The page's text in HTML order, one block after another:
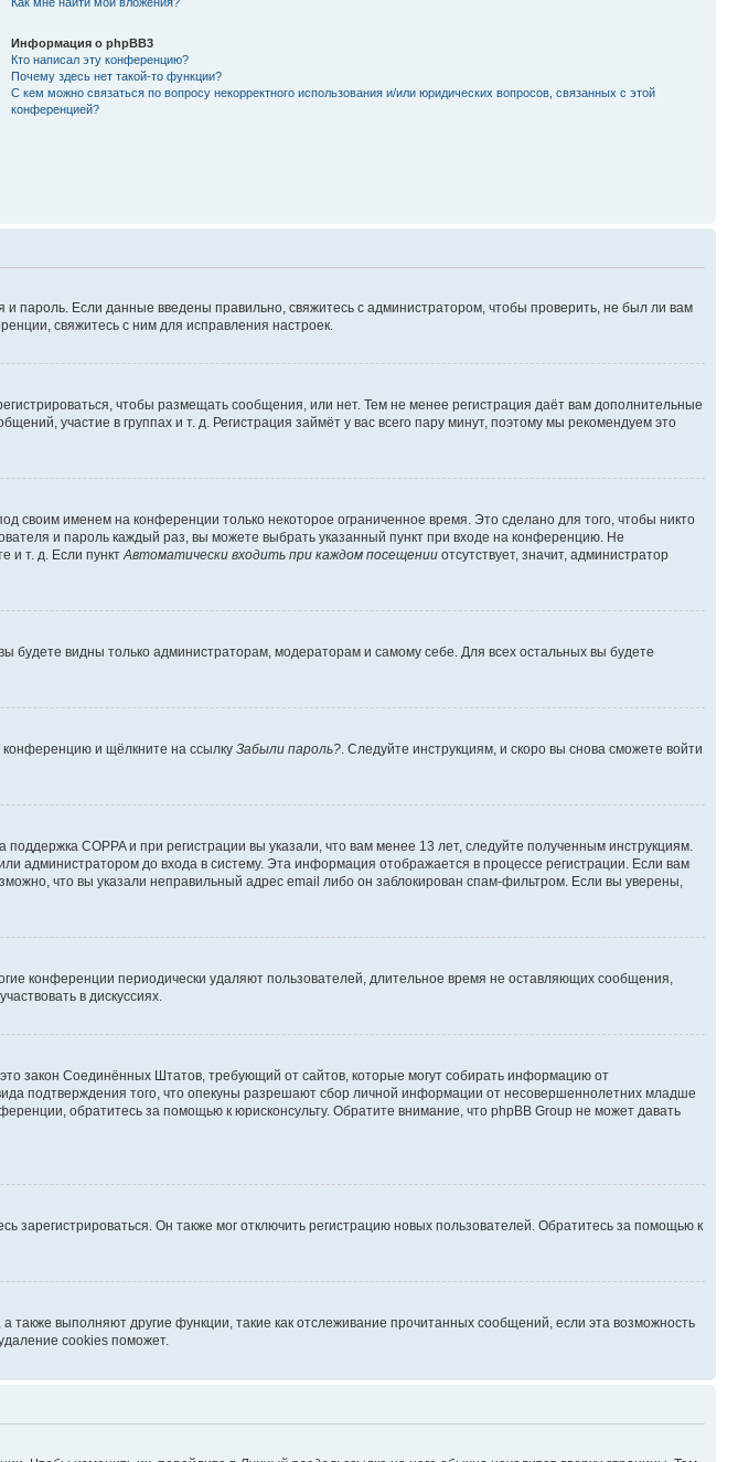
Информация о phpBB3
Кто написал эту конференцию?
Почему здесь нет такой-то функции?
С кем можно связаться по вопросу некорректного использования и/или юридических вопросов, связанных с этой
конференцией?
пароль. Если данные введены правильно, свяжитесь с администратором, чтобы проверить, не был ли вам
свяжитесь с ним для исправления настроек.
чтобы размещать сообщения, или нет. Тем не менее регистрация даёт вам дополнительные
участие в группах и т. д. Регистрация займёт у вас всего пару минут, поэтому мы рекомендуем это
своим именем на конференции только некоторое ограниченное время. Это сделано для того, чтобы никто
и пароль каждый раз, вы можете выбрать указанный пункт при входе на конференцию. Не
и т. д. Если пунктАвтоматически входить при каждом посещении отсутствует, значит, администратор
будете видны только администраторам, модераторам и самому себе. Для всех остальных вы будете
конференцию и щёлкните на ссылку Забыли пароль?. Следуйте инструкциям, и скоро вы снова сможете войти
COPPA и при регистрации вы указали, что вам менее 13 лет, следуйте полученным инструкциям.
администратором до входа в систему. Эта информация отображается в процессе регистрации. Если вам
что вы указали неправильный адрес email либо он заблокирован спам-фильтром. Если вы уверены,
конференции периодически удаляют пользователей, длительное время не оставляющих сообщения,
в дискуссиях.
закон Соединённых Штатов, требующий от сайтов, которые могут собирать информацию от
подтверждения того, что опекуны разрешают сбор личной информации от несовершеннолетних младше
обратитесь за помощью к юрисконсульту. Обратите внимание, что phpBB Group не может давать
Он также мог отключить регистрацию новых пользователей. Обратитесь за помощью к
выполняют другие функции, такие как отслеживание прочитанных сообщений, если эта возможность
cookies поможет.